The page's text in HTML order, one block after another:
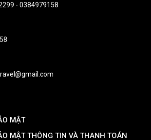
- 0384979158
MẬT
MẬT THÔNG TIN VÀ THANH TOÁN